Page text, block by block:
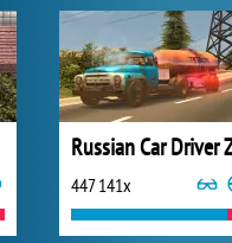
447 141x